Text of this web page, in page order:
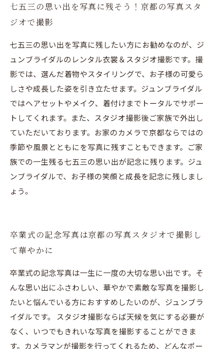
スタジオで撮影
七五三の思い出を写真に残そう！京都の写真スタ
ジオで撮影
七五三の思い出を写真に残したい方にお勧めなのが、ジ
ュンブライダルのレンタル衣裳＆スタジオ撮影です。撮
影では、選んだ着物やスタイリングで、お子様の可愛ら
しさや成長した姿を引き立たせます。ジュンブライダル
ではヘアセットやメイク、着付けまでトータルでサポー
トしてくれます。また、スタジオ撮影後ご家族で外出し
ていただいております。お家のカメラで京都ならではの
季節や風景とともにを写真に残すこともできます。ご家
族での一生残る七五三の思い出が記念に残ります。ジュ
ンブライダルで、お子様の笑顔と成長を記念に残しまし
ょう。
卒業式の記念写真は京都の写真スタジオで撮影し
て華やかに
卒業式の記念写真は一生に一度の大切な思い出です。そ
んな思い出にふさわしい、華やかで素敵な写真を撮影し
たいと悩んでいる方におすすめしたいのが、ジュンブラ
イダルです。 スタジオ撮影ならば天候を気にする必要が
なく、いつでもきれいな写真を撮影することができま
す。カメラマンが撮影を行ってくれるため、どんなポー